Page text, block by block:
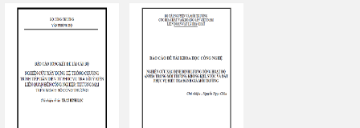
mục tiêu kinh tế
động nghiên cứu
KHCN, lĩnh vực